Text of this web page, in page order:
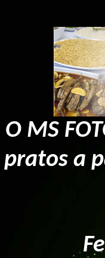
O MS
pratos a